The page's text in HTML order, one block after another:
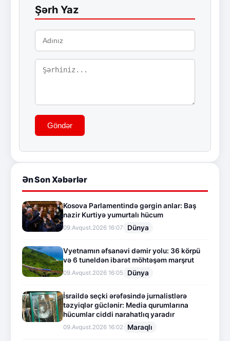
Şərh Yaz
Göndər
Ən Son Xəbərlər
Kosova Parlamentində gərgin anlar: Baş
nazir Kurtiyə yumurtalı hücum
09.Avqust.2026 16:07 Dünya
Vyetnamın əfsanəvi dəmir yolu: 36 körpü
və 6 tuneldən ibarət möhtəşəm marşrut
09.Avqust.2026 16:05 Dünya
İsraildə seçki ərəfəsində jurnalistlərə
təzyiqlər güclənir: Media qurumlarına
hücumlar ciddi narahatlıq yaradır
09.Avqust.2026 16:02 Maraqlı